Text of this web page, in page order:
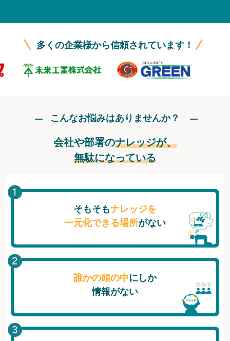
ログイン
多くの企業様から信頼されています！
こんなお悩みはありませんか？
会社や部署のナレッジが、
無駄になっている
そもそもナレッジを
一元化できる場所がない
誰かの頭の中にしか
情報がない